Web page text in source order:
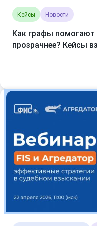
Кейсы Новости
Как графы помогают
прозрачнее? Кейсы